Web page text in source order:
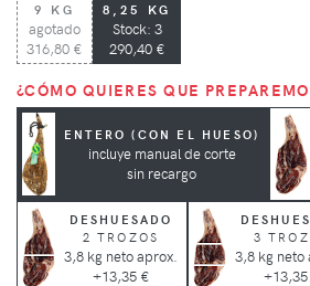
9 KG
agotado
316,80 €
8,25 KG
Stock: 3
290,40 €
¿CÓMO QUIERES QUE
ENTERO (CON EL HUESO)
incluye manual de corte
sin recargo
DESHUESADO
2 TROZOS
3,8 kg neto aprox.
+13,35 €
3
3,8 kg neto